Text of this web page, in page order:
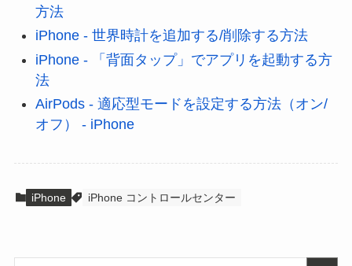
方法
iPhone - 世界時計を追加する/削除する方法
iPhone - 「背面タップ」でアプリを起動する方
法
AirPods - 適応型モードを設定する方法（オン/
オフ） - iPhone
iPhone iPhone コントロールセンター